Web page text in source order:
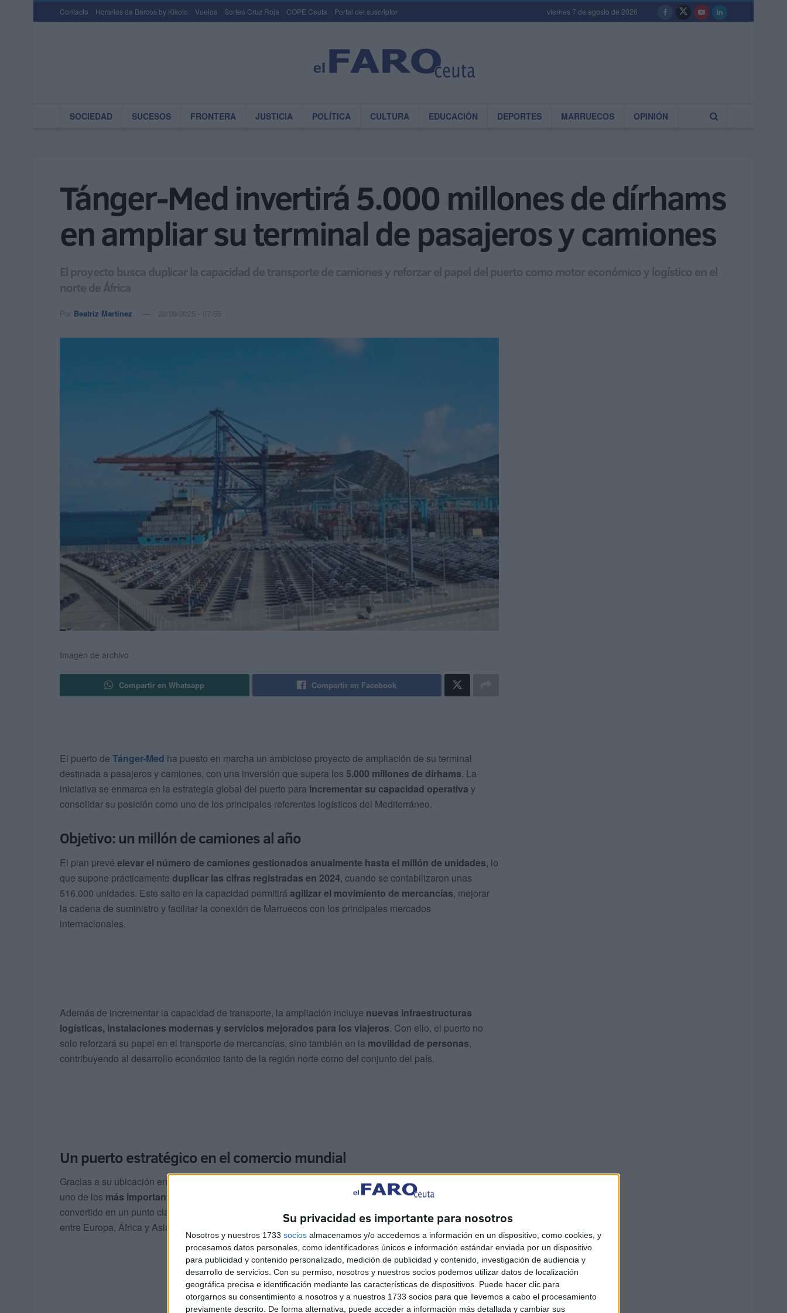
Su privacidad es importante para nosotros
Nosotros y nuestros 1733 socios almacenamos y/o accedemos a información en un dispositivo, como cookies, y
procesamos datos personales, como identificadores únicos e información estándar enviada por un dispositivo
para publicidad y contenido personalizado, medición de publicidad y contenido, investigación de audiencia y
desarrollo de servicios. Con su permiso, nosotros y nuestros socios podemos utilizar datos de localización
geográfica precisa e identificación mediante las características de dispositivos. Puede hacer clic para
otorgarnos su consentimiento a nosotros y a nuestros 1733 socios para que llevemos a cabo el procesamiento
previamente descrito. De forma alternativa, puede acceder a información más detallada y cambiar sus
Contacto Horarios de Barcos by Kikoto Vuelos Sorteo Cruz Roja COPE Ceuta Portal del suscriptor viernes 7 de agosto de 2026
SOCIEDAD SUCESOS FRONTERA JUSTICIA POLÍTICA CULTURA EDUCACIÓN DEPORTES MARRUECOS OPINIÓN
Tánger-Med invertirá 5.000 millones de dírhams
en ampliar su terminal de pasajeros y camiones
El proyecto busca duplicar la capacidad de transporte de camiones y reforzar el papel del puerto como motor económico y logístico en el
norte de África
Por Beatriz Martínez 22/09/2025 - 07:55
Imagen de archivo
Compartir en Whatsapp Compartir en Facebook
El puerto de Tánger-Med ha puesto en marcha un ambicioso proyecto de ampliación de su terminal
destinada a pasajeros y camiones, con una inversión que supera los 5.000 millones de dírhams. La
iniciativa se enmarca en la estrategia global del puerto para incrementar su capacidad operativa y
consolidar su posición como uno de los principales referentes logísticos del Mediterráneo.
Objetivo: un millón de camiones al año
El plan prevé elevar el número de camiones gestionados anualmente hasta el millón de unidades, lo
que supone prácticamente duplicar las cifras registradas en 2024, cuando se contabilizaron unas
516.000 unidades. Este salto en la capacidad permitirá agilizar el movimiento de mercancías, mejorar
la cadena de suministro y facilitar la conexión de Marruecos con los principales mercados
internacionales.
Además de incrementar la capacidad de transporte, la ampliación incluye nuevas infraestructuras
logísticas, instalaciones modernas y servicios mejorados para los viajeros. Con ello, el puerto no
solo reforzará su papel en el transporte de mercancías, sino también en la movilidad de personas,
contribuyendo al desarrollo económico tanto de la región norte como del conjunto del país.
Un puerto estratégico en el comercio mundial
Gracias a su ubicación en el estrecho de Gibraltar, el puerto de Tánger-Med ya está considerado como
uno de los más importantes del Mediterráneo
. Su capacidad de gestión de contenedores lo ha
convertido en un punto clave dentro del
mapa del comercio marítimo global
, favoreciendo la conexión
entre Europa, África y Asia.